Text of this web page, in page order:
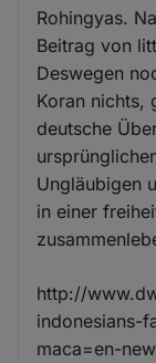
Rohingyas.
Beitrag von
Deswegen
Koran nichts,
deutsche
Ungläubigen
in einer
http://
indonesians-
maca=en-